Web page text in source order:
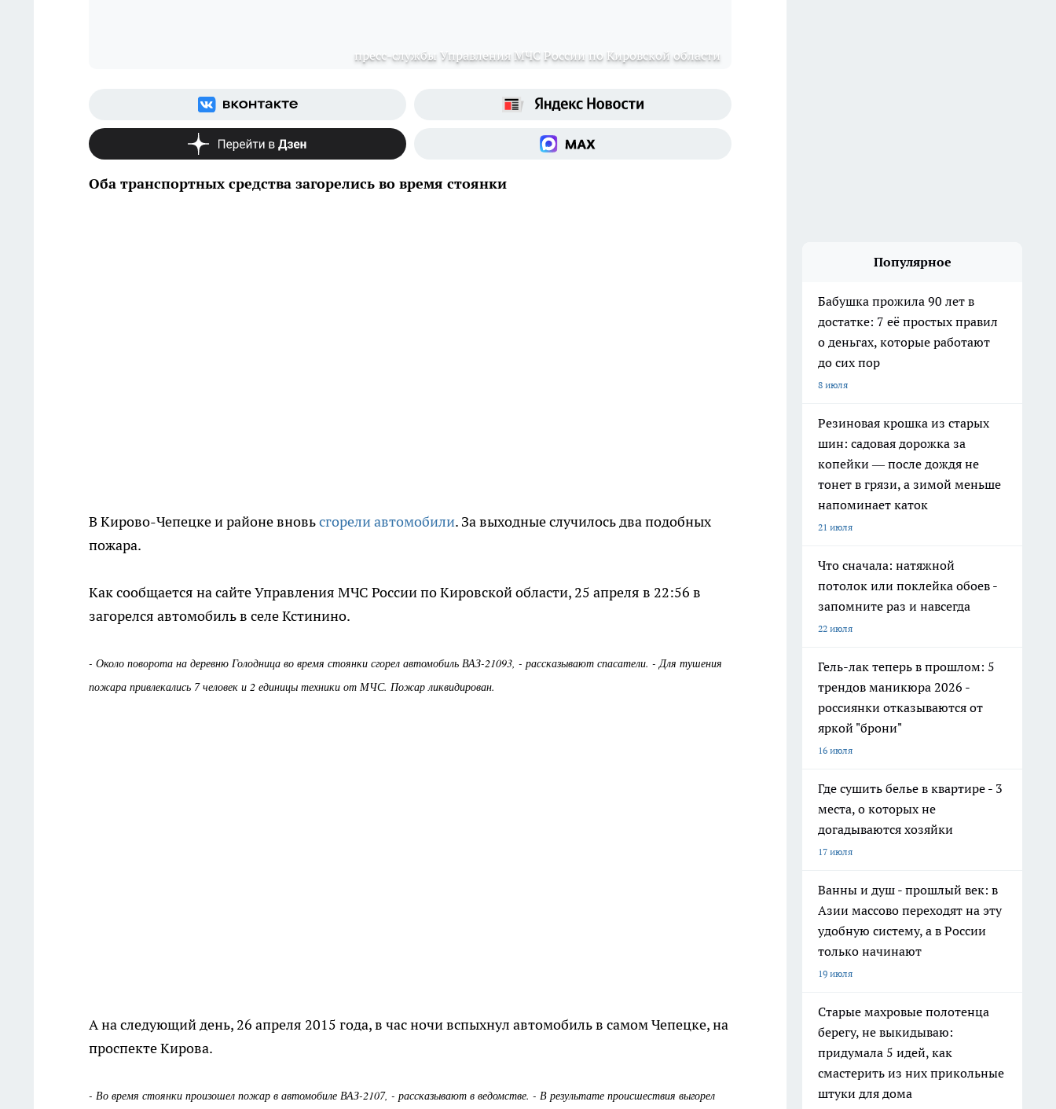
пресс-службы Управления МЧС России по Кировской области
Оба транспортных средства загорелись во время стоянки
В Кирово-Чепецке и районе вновьсгорели автомобили. За выходные случилось два подобных
пожара.
Как сообщается на сайте Управления МЧС России по Кировской области, 25 апреля в 22:56 в
загорелся автомобиль в селе Кстинино.
- Около поворота на деревню Голодница во время стоянки сгорел автомобиль ВАЗ-21093, - рассказывают спасатели. - Для тушения
пожара привлекались 7 человек и 2 единицы техники от МЧС. Пожар ликвидирован.
А на следующий день, 26 апреля 2015 года, в час ночи вспыхнул автомобиль в самом Чепецке, на
проспекте Кирова.
- Во время стоянки произошел пожар в автомобиле ВАЗ-2107, - рассказывают в ведомстве. - В результате происшествия выгорел
Популярное
Бабушка прожила 90 лет в
достатке: 7 её простых правил
о деньгах, которые работают
до сих пор
8 июля
Резиновая крошка из старых
шин: садовая дорожка за
копейки — после дождя не
тонет в грязи, а зимой меньше
напоминает каток
21 июля
Что сначала: натяжной
потолок или поклейка обоев -
запомните раз и навсегда
22 июля
Гель-лак теперь в прошлом: 5
трендов маникюра 2026 -
россиянки отказываются от
яркой "брони"
16 июля
Где сушить белье в квартире - 3
места, о которых не
догадываются хозяйки
17 июля
Ванны и душ - прошлый век: в
Азии массово переходят на эту
удобную систему, а в России
только начинают
19 июля
Старые махровые полотенца
берегу, не выкидываю:
придумала 5 идей, как
смастерить из них прикольные
штуки для дома